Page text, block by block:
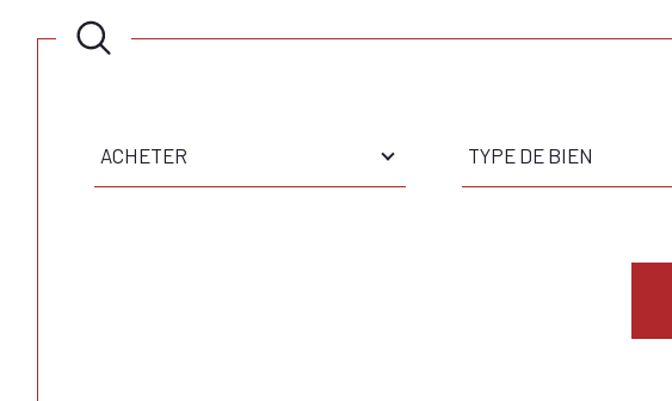
d'offre
ACHETER
de
TYPE DE BIEN